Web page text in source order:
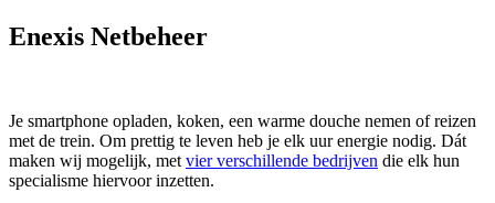
Enexis Netbeheer
Je smartphone opladen, koken, een warme douche nemen of reizen
met de trein. Om prettig te leven heb je elk uur energie nodig. Dát
maken wij mogelijk, met vier verschillende bedrijven die elk hun
specialisme hiervoor inzetten.